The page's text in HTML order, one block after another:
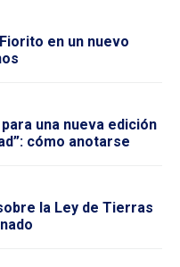
en un nuevo
una nueva edición
cómo anotarse
la Ley de Tierras